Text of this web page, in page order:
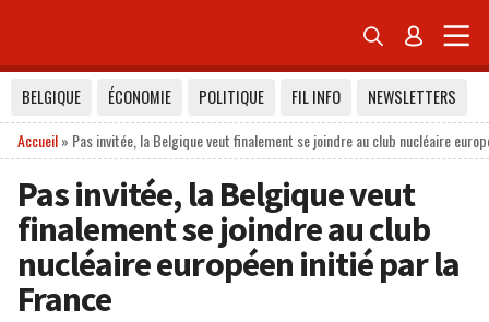
 
BELGIQUE ÉCONOMIE POLITIQUE FIL INFO
NEWSLETTERS
Accueil» Pas invitée, la Belgique veut finalement se joindre au club nucléaire
Pas invitée, la Belgique veut
finalement se joindre au club
nucléaire européen initié par la
France